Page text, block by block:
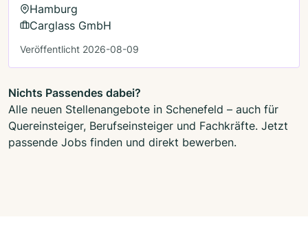
Hamburg
Carglass GmbH
Veröffentlicht 2026-08-09
Nichts Passendes dabei?
Alle neuen Stellenangebote in Schenefeld – auch für
Quereinsteiger, Berufseinsteiger und Fachkräfte. Jetzt
passende Jobs finden und direkt bewerben.